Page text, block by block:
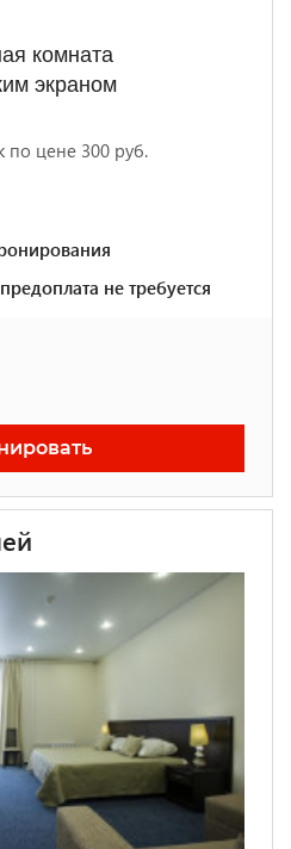
комната
экраном
по цене 300 руб.
не требуется